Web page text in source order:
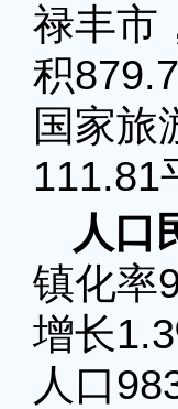
禄丰市
积
国家旅
111.81
人口
镇化率
增长
人口